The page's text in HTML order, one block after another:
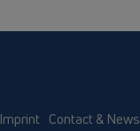
Imprint Contact &